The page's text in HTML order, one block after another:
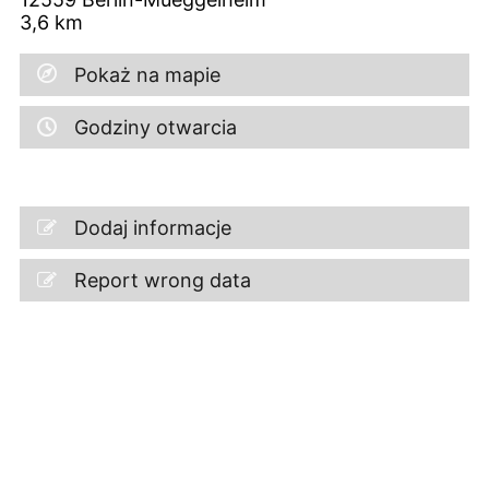
3,6 km
Pokaż na mapie
Godziny otwarcia
Dodaj informacje
Report wrong data